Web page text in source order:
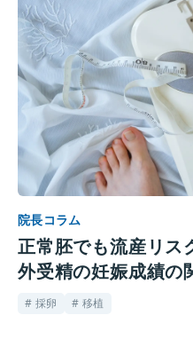
院長コラム
正常胚でも流産リス
外受精の妊娠成績の
究
# 採卵 # 移植